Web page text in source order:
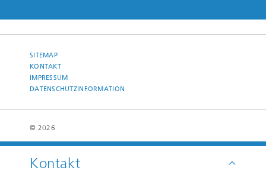
Kontakt
SITEMAP
KONTAKT
IMPRESSUM
DATENSCHUTZINFORMATION
© 2026